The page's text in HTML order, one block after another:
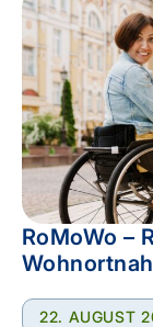
RoMoWo –
Wohnortnah
22. AUGUST